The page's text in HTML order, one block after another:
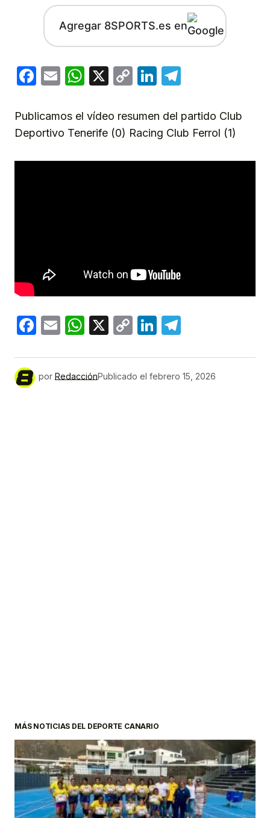
Agregar 8SPORTS.es en
Facebook
EmailWhatsApp
X
CopyLinkedIn
Publicamos el vídeo resumen del partido Club
Deportivo Tenerife (0) Racing Club Ferrol (1)
Facebook
EmailWhatsApp
X
CopyLinkedIn
por RedacciónPublicado el febrero 15, 2026
MÁS NOTICIAS DEL DEPORTE CANARIO